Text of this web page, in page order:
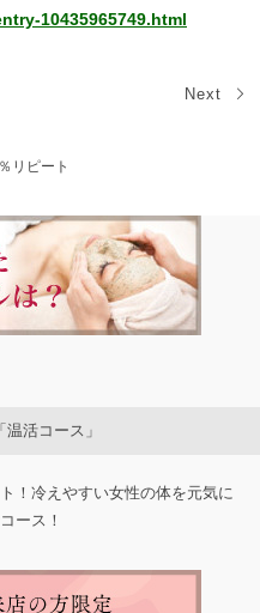
10435965749.html
Next
リピート
活コース」
！冷えやすい女性の体を元気に
ース！